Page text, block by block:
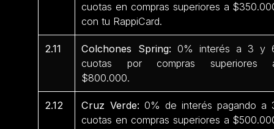
cuotas en compras superiores a
con tu RappiCard.
2.11 Colchones Spring: 0% interés a 3 y
cuotas por compras superiores
$800.000.
2.12 Cruz Verde: 0% de interés pagando a
cuotas en compras superiores a